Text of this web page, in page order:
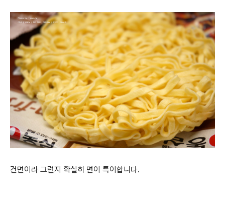
건면이라 그런지 확실히 면이 특이합니다.